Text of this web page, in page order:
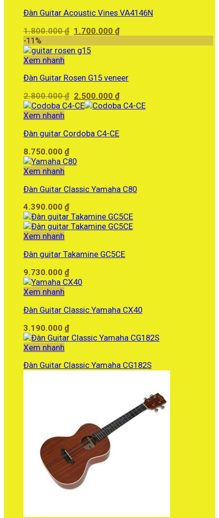
Đàn Guitar Acoustic Vines VA4146N
1.800.000₫ Giá
là:
1.700.000₫Giá
-11%
Xem nhanh
Đàn Guitar Rosen G15 veneer
2.800.000₫ Giá
gốc
2.500.000₫Giá
hiện
Xem nhanh
Đàn guitar Cordoba C4-CE
8.750.000 ₫
Xem nhanh
Đàn Guitar Classic Yamaha C80
4.390.000 ₫
Xem nhanh
Đàn guitar Takamine GC5CE
9.730.000 ₫
Xem nhanh
Đàn Guitar Classic Yamaha CX40
3.190.000 ₫
Xem nhanh
Đàn Guitar Classic Yamaha CG182S